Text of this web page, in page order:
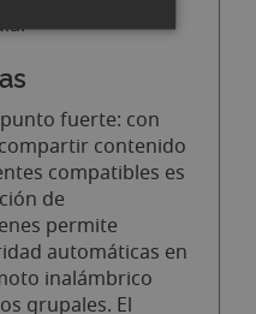
fuerte: con
contenido
compatibles es
de
permite
automáticas en
inalámbrico
grupales. El